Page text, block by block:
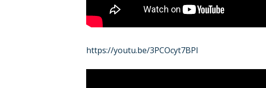
https://youtu.be/3PCOcyt7BPI